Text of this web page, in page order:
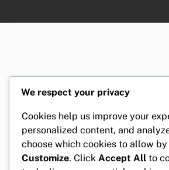
We respect your privacy
Cookies help us improve your
personalized content, and
choose which cookies to allow
Customize. Click Accept All to